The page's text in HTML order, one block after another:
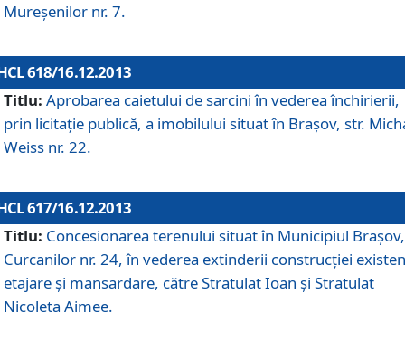
Mureşenilor nr. 7.
618/16.12.2013
Titlu: Aprobarea caietului de sarcini în vederea închirierii,
prin licitaţie publică, a imobilului situat în Braşov, str.
Weiss nr. 22.
617/16.12.2013
Titlu: Concesionarea terenului situat în Municipiul
Curcanilor nr. 24, în vederea extinderii construcţiei
etajare şi mansardare, către Stratulat Ioan şi Stratulat
Nicoleta Aimee.